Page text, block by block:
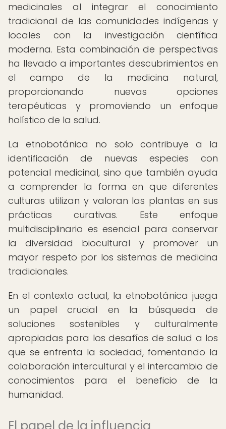
medicinales al integrar el conocimiento
tradicional de las comunidades indígenas y
locales con la investigación científica
moderna. Esta combinación de perspectivas
ha llevado a importantes descubrimientos en
el campo de la medicina natural,
proporcionando nuevas opciones
terapéuticas y promoviendo un enfoque
holístico de la salud.
La etnobotánica no solo contribuye a la
identificación de nuevas especies con
potencial medicinal, sino que también ayuda
a comprender la forma en que diferentes
culturas utilizan y valoran las plantas en sus
prácticas curativas. Este enfoque
multidisciplinario es esencial para conservar
la diversidad biocultural y promover un
mayor respeto por los sistemas de medicina
tradicionales.
En el contexto actual, la etnobotánica juega
un papel crucial en la búsqueda de
soluciones sostenibles y culturalmente
apropiadas para los desafíos de salud a los
que se enfrenta la sociedad, fomentando la
colaboración intercultural y el intercambio de
conocimientos para el beneficio de la
humanidad.